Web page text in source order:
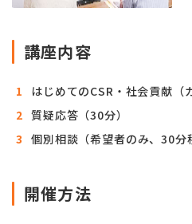
講座内容
はじめてのCSR・社会貢献（
質疑応答（30分）
個別相談（希望者のみ、30分
開催方法